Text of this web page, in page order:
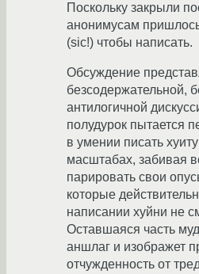
Поскольку закрыли
анонимусам
(sic!) чтобы написать.
Обсуждение
безсодержательной,
антилогичной
полудурок пытается
в умении писать
масштабах, забивая
парировать свои
которые
написании хуйни не
Оставшаяся часть
аншлаг и изображет
отчужденность от